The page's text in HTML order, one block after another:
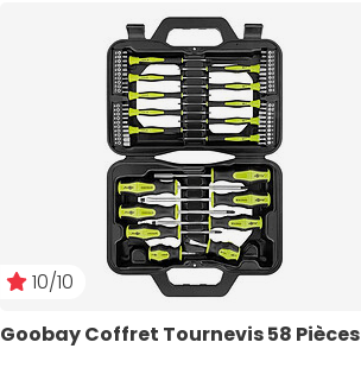
10/10
Goobay Coffret Tournevis 58 Pièces